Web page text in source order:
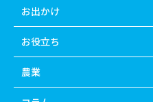
お出かけ
お役立ち
農業